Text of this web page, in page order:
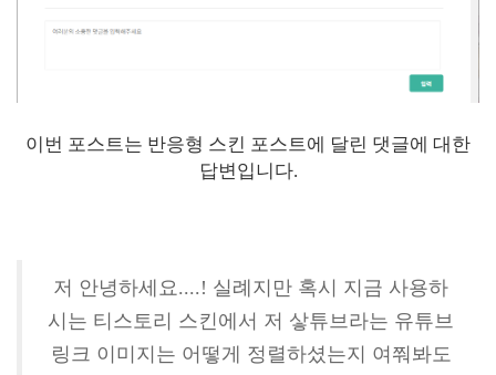
이번 포스트는 반응형 스킨 포스트에 달린 댓글에 대한
답변입니다.
저 안녕하세요....! 실례지만 혹시 지금 사용하
시는 티스토리 스킨에서 저 샇튜브라는 유튜브
링크 이미지는 어떻게 정렬하셨는지 여쭤봐도